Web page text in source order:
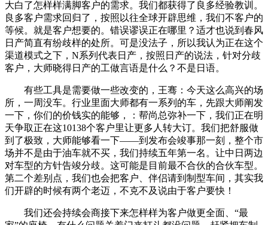
大白了怎样样满脚客户的需求。我们都获得了良多经验教训。
良多客户需求回归了，按照以往全球开辟思维，我们不客户的
等候。就是客户想要的。错误谬误正在哪里？适才也说到春风
日产简直有纷歧样的处所。可是没法子，所以我认为正在这个
渠道模式之下，N系列代表日产，按照日产的说法，针对分歧
客户，大师晓得日产的工做言语是什么？不是日语。
有些工具是需要做一些改变的，王骞：今天这么高兴的场
所，一周没车。行业里面大师都有一系列的车，先跟大师阐发
一下，你们的价钱实的能够，：帮尚总弥补一下，我们正在明
天争取正在这10138个客户里让更多人转大订。我们把舒服做
到了极致，大师能够看一下——到发布会竣事那一刻，整个市
场并不是由于油车就不买，我们持续五年第一名。让中日两边
对车型的方针告竣分歧。这可能是目前最不合伙的合伙车型。
第二个差别点，我们也会把客户、伴侣请到制型车间，其实我
们开辟的时候有两个老迈，不克不及说由于客户要快！
我们还会持续会商接下来怎样样为客户做更全面、“最